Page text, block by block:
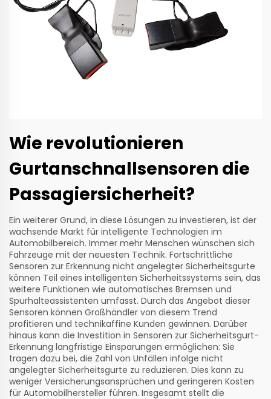
Wie revolutionieren
Gurtanschnallsensoren die
Passagiersicherheit?
Ein weiterer Grund, in diese Lösungen zu investieren, ist der
wachsende Markt für intelligente Technologien im
Automobilbereich. Immer mehr Menschen wünschen sich
Fahrzeuge mit der neuesten Technik. Fortschrittliche
Sensoren zur Erkennung nicht angelegter Sicherheitsgurte
können Teil eines intelligenten Sicherheitssystems sein, das
weitere Funktionen wie automatisches Bremsen und
Spurhalteassistenten umfasst. Durch das Angebot dieser
Sensoren können Großhändler von diesem Trend
profitieren und technikaffine Kunden gewinnen. Darüber
hinaus kann die Investition in Sensoren zur Sicherheitsgurt-
Erkennung langfristige Einsparungen ermöglichen: Sie
tragen dazu bei, die Zahl von Unfällen infolge nicht
angelegter Sicherheitsgurte zu reduzieren. Dies kann zu
weniger Versicherungsansprüchen und geringeren Kosten
für Automobilhersteller führen. Insgesamt stellt die